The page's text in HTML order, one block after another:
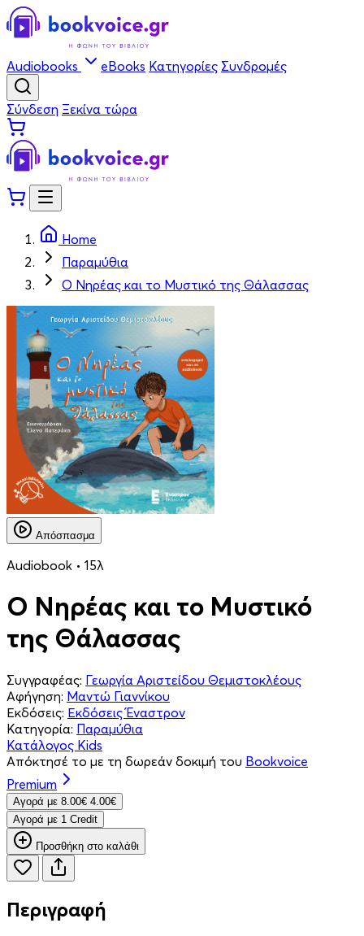
Audiobooks eBooks Κατηγορίες Συνδρομές
Σύνδεση Ξεκίνα τώρα
Home
Παραμύθια
Ο Νηρέας και το Μυστικό της Θάλασσας
Απόσπασμα
Audiobook • 15λ
Ο Νηρέας και το Μυστικό
της Θάλασσας
Συγγραφέας: Γεωργία Αριστείδου Θεμιστοκλέους
Αφήγηση: Μαντώ Γιαννίκου
Εκδόσεις: Εκδόσεις Έναστρον
Κατηγορία: Παραμύθια
Κατάλογος Kids
Απόκτησέ το με τη δωρεάν δοκιμή του Bookvoice
Premium
Aγορά με 8.00€ 4.00€
Aγορά με 1 Credit
Προσθήκη στο καλάθι
Περιγραφή